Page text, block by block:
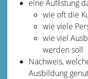
eine Auflistung
wie oft die
wie viele
wie viel
werden soll
Nachweis,
Ausbildung